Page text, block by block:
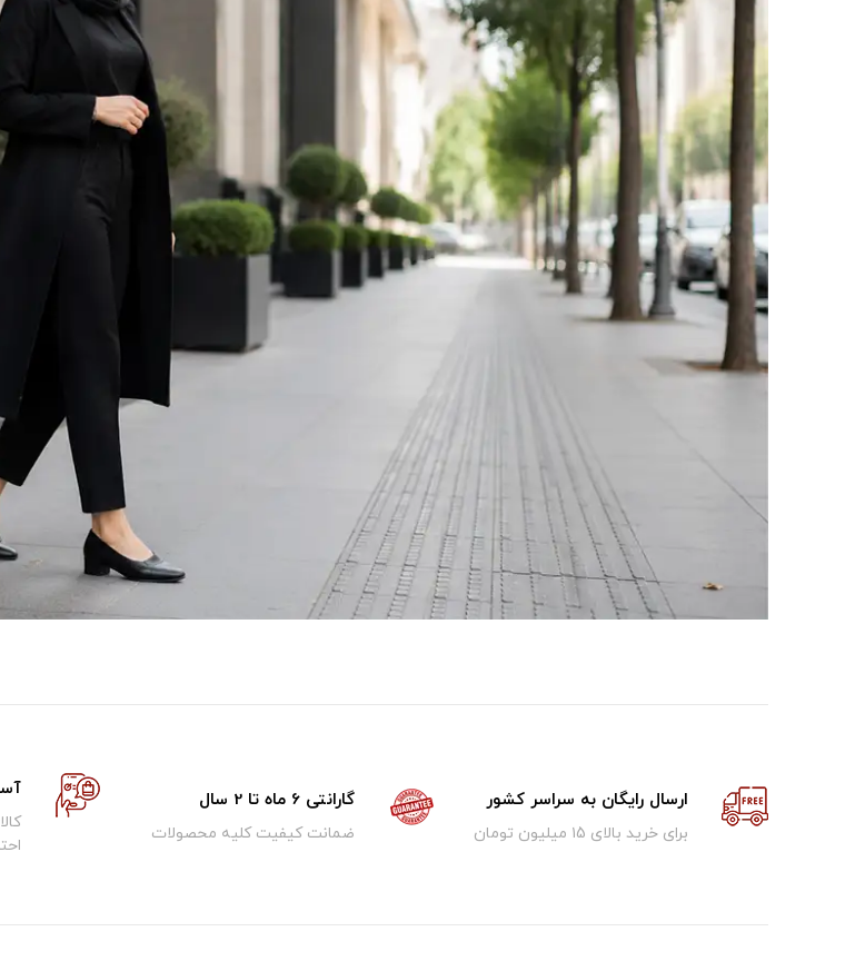
ارسال رایگان به سراسر کشور
برای خرید بالای ۱5 میلیون تومان
گارانتی 6 ماه تا 2 سال
ضمانت کیفیت کلیه محصولات